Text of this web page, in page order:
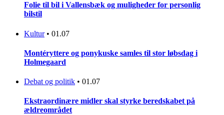
Folie til bil i Vallensbæk og muligheder for personlig
bilstil
Kultur • 01.07
Montéryttere og ponykuske samles til stor løbsdag i
Holmegaard
Debat og politik • 01.07
Ekstraordinære midler skal styrke beredskabet på
ældreområdet